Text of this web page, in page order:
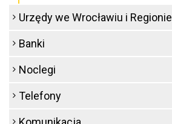
Urzędy we Wrocławiu i Regionie
Banki
Noclegi
Telefony